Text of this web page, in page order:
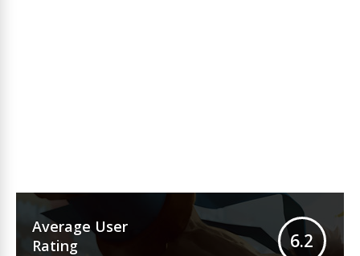
Average User
Rating
6.2